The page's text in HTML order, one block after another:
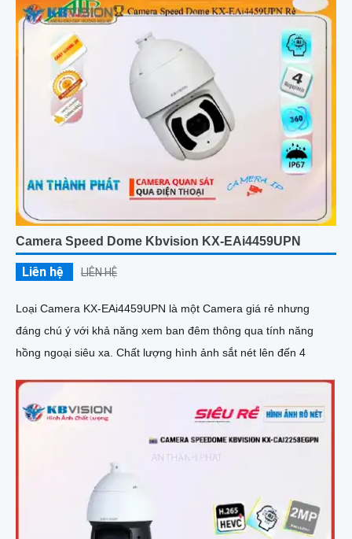
Camera Speed Dome Kbvision KX-EAi4459UPN
Liên hệ LIÊN HỆ
Loại Camera KX-EAi4459UPN là một Camera giá rẻ nhưng
đáng chú ý với khả năng xem ban đêm thông qua tính năng
hồng ngoại siêu xa. Chất lượng hình ảnh sắt nét lên đến 4